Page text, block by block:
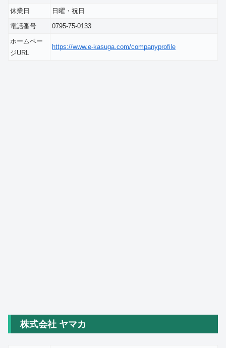
休業日
日曜・祝日
電話番号
0795-75-0133
ホームペー
ジURL
https://www.e-kasuga.com/companyprofile
株式会社 ヤマカ